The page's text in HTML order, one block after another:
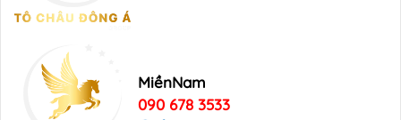
MiềnNam
090 678 3533